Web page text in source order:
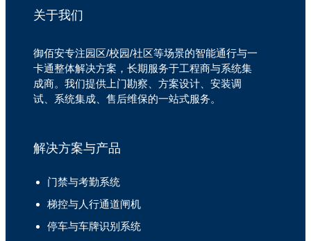
关于我们
御佰安专注园区/校园/社区等场景的智能通行与一
卡通整体解决方案，长期服务于工程商与系统集
成商。我们提供上门勘察、方案设计、安装调
试、系统集成、售后维保的一站式服务。
解决方案与产品
门禁与考勤系统
梯控与人行通道闸机
停车与车牌识别系统